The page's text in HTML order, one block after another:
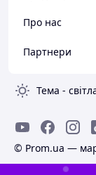
Про нас
Партнери
Тема -
© Prom.ua —